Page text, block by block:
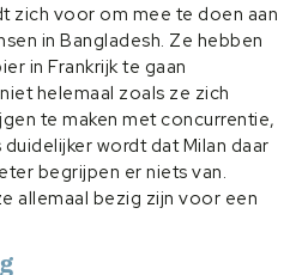
zich voor om mee te doen aan
in Bangladesh. Ze hebben
in Frankrijk te gaan
helemaal zoals ze zich
te maken met concurrentie,
wordt dat Milan daar
begrijpen er niets van.
allemaal bezig zijn voor een
toch …?
Ga dan mee met Edwin,